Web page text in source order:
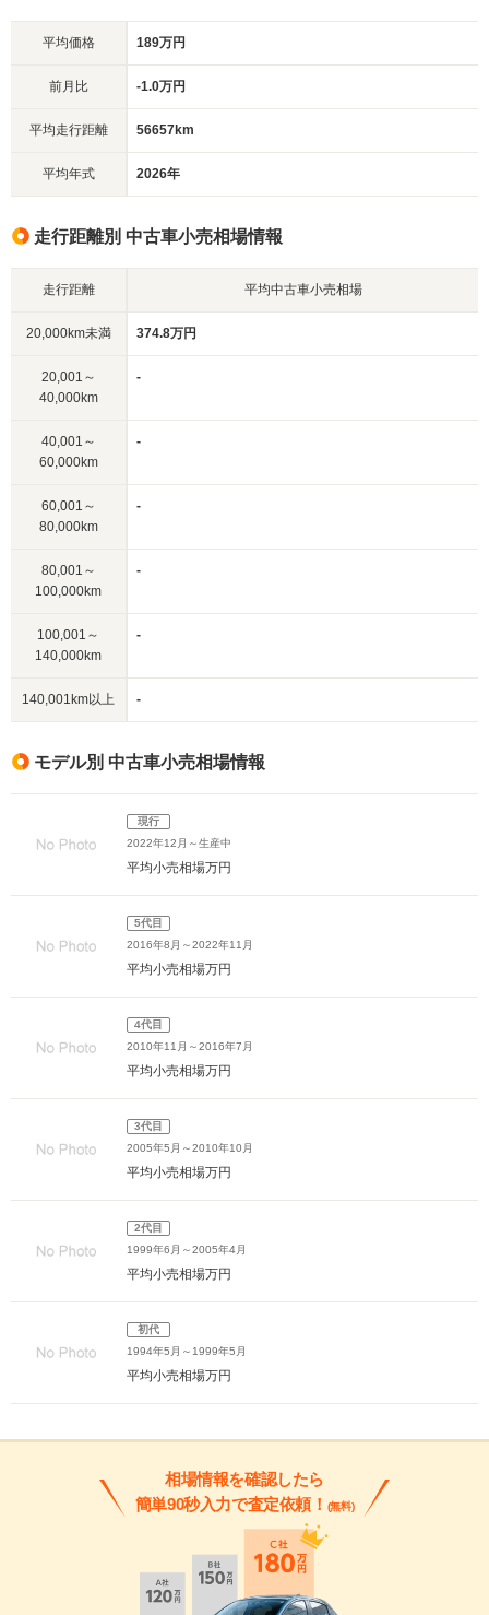
平均価格 189万円
前月比 -1.0万円
平均走行距離 56657km
平均年式 2026年
走行距離別 中古車小売相場情報
走行距離 平均中古車小売相場
20,000km未満 374.8万円
20,001～
40,000km
-
40,001～
60,000km
-
60,001～
80,000km
-
80,001～
100,000km
-
100,001～
140,000km
-
140,001km以上 -
モデル別 中古車小売相場情報
現行
2022年12月～生産中
平均小売相場万円
5代目
2016年8月～2022年11月
平均小売相場万円
4代目
2010年11月～2016年7月
平均小売相場万円
3代目
2005年5月～2010年10月
平均小売相場万円
2代目
1999年6月～2005年4月
平均小売相場万円
初代
1994年5月～1999年5月
平均小売相場万円
相場情報を確認したら
簡単90秒入力で査定依頼！ (無料)